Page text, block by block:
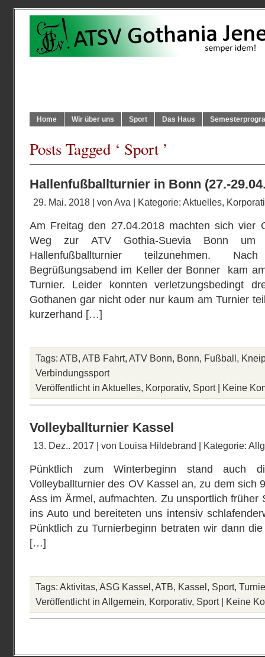
Home Wir über uns Sport Das Haus
Posts Tagged ‘ Sport ’
Hallenfußballturnier in Bonn (27.-
29. Mai. 2018 | von Ava | Kategorie: Aktuelles,
Am Freitag den 27.04.2018 machten sich vier
Weg zur ATV Gothia-Suevia Bonn um
Hallenfußballturnier teilzunehmen.
Begrüßungsabend im Keller der Bonner kam
Turnier. Leider konnten verletzungsbedingt
Gothanen gar nicht oder nur kaum am Turnier
kurzerhand […]
Tags: ATB, ATB Fahrt, ATV Bonn, Bonn, Fußball,
Verbindungssport
Veröffentlicht in Aktuelles, Korporativ, Sport| Keine
Volleyballturnier Kassel
13. Dez.. 2017 | von Louisa Hildebrand | Kategorie:
Pünktlich zum Winterbeginn stand auch
Volleyballturnier des OV Kassel an, zu dem sich
Ass im Ärmel, aufmachten. Zu unsportlich früher
ins Auto und bereiteten uns intensiv
Pünktlich zu Turnierbeginn betraten wir dann
[…]
Tags: Aktivitas, ASG Kassel, ATB, Kassel, Sport,
Veröffentlicht in Allgemein, Korporativ, Sport| Keine